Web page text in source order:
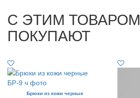
С ЭТИМ ТОВАРОМ
ПОКУПАЮТ
Брюки из кожи черные